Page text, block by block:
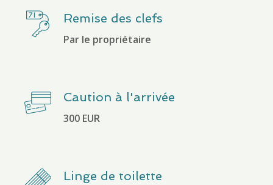
Remise des clefs
Par le propriétaire
Caution à l'arrivée
300 EUR
Linge de toilette